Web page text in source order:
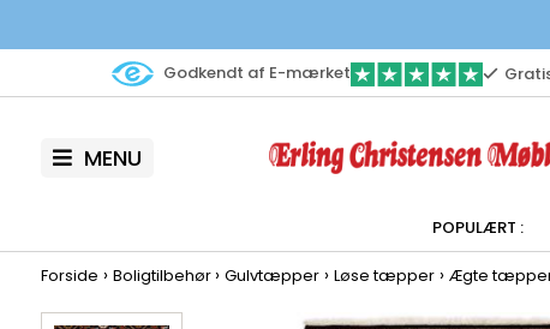
Godkendt af E-mærket
MENU
Forside › Boligtilbehør › Gulvtæpper› Løse tæpper› Ægte